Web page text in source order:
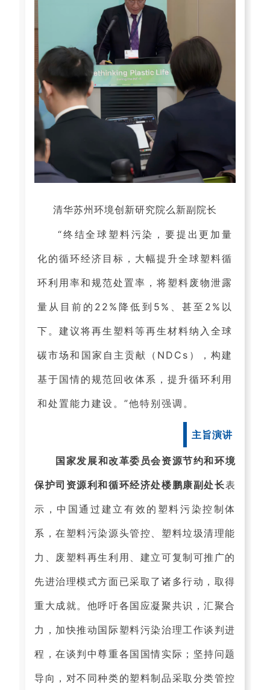
清华苏州环境创新研究院么新副院长
“终结全球塑料污染，要提出更加量
化的循环经济目标，大幅提升全球塑料循
环利用率和规范处置率，将塑料废物泄露
量从目前的22%降低到5%、甚至2%以
下。建议将再生塑料等再生材料纳入全球
碳市场和国家自主贡献（NDCs），构建
基于国情的规范回收体系，提升循环利用
和处置能力建设。”他特别强调。
主旨演讲
国家发展和改革委员会资源节约和环境
保护司资源利和循环经济处楼鹏康副处长表
示，中国通过建立有效的塑料污染控制体
系，在塑料污染源头管控、塑料垃圾清理能
力、废塑料再生利用、建立可复制可推广的
先进治理模式方面已采取了诸多行动，取得
重大成就。他呼吁各国应凝聚共识，汇聚合
力，加快推动国际塑料污染治理工作谈判进
程，在谈判中尊重各国国情实际；坚持问题
导向，对不同种类的塑料制品采取分类管控